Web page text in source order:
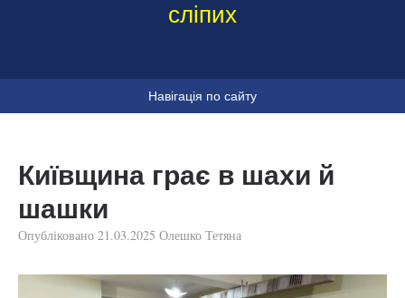
сліпих
Навігація по сайту
Київщина грає в шахи й
шашки
Опубліковано 21.03.2025 Олешко Тетяна